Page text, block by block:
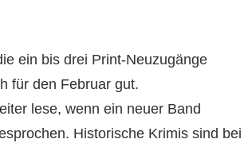
ein bis drei Print-Neuzugänge
für den Februar gut.
lese, wenn ein neuer Band
Historische Krimis sind bei